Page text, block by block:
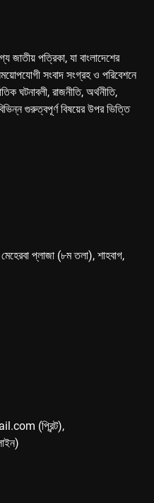
জাতীয় পত্রিকা, যা বাংলাদেশের
সংবাদ সংগ্রহ ও পরিবেশনে
ঘটনাবলী, রাজনীতি, অর্থনীতি,
গুরুত্বপূর্ণ বিষয়ের উপর ভিত্তি
প্লাজা (৮ম তলা), শাহবাগ,
(প্রিন্ট),